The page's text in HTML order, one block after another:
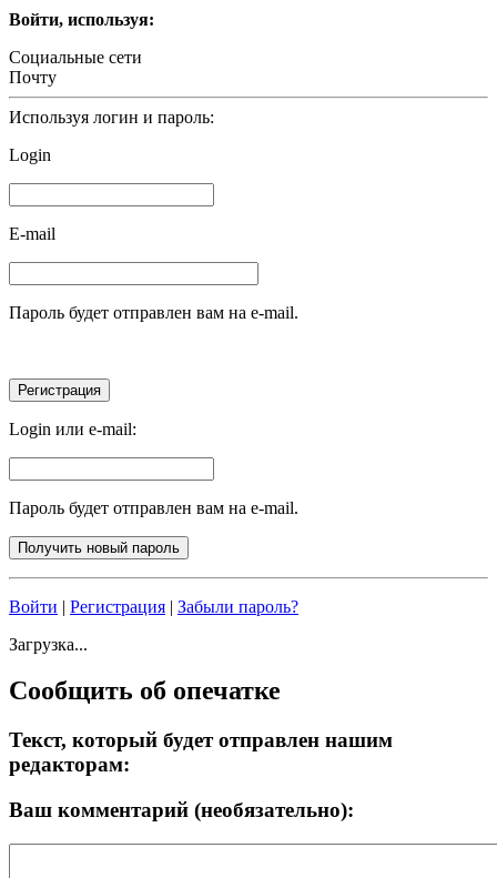
Войти, используя:
Социальные сети
Почту
Используя логин и пароль:
Login
E-mail
Пароль будет отправлен вам на e-mail.
Login или e-mail:
Пароль будет отправлен вам на e-mail.
Войти | Регистрация | Забыли пароль?
Загрузка...
Сообщить об опечатке
Текст, который будет отправлен нашим
редакторам:
Ваш комментарий (необязательно):